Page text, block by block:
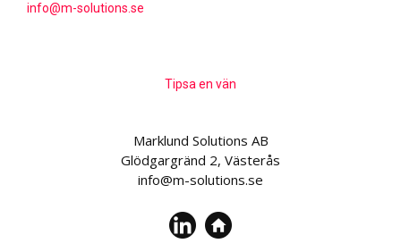
info@m-solutions.se
Tipsa en vän
Marklund Solutions AB
Glödgargränd 2, Västerås
info@m-solutions.se